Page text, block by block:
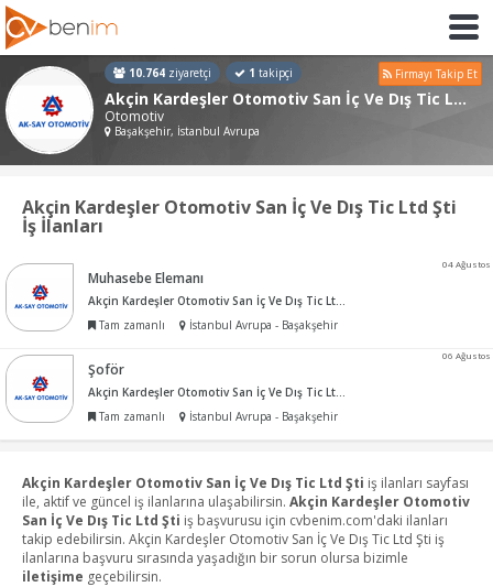
10.764 ziyaretçi 1 takipçi Firmayı Takip Et
Akçin Kardeşler Otomotiv San İç Ve Dış Tic Ltd Şti
Otomotiv
Başakşehir, İstanbul Avrupa
Akçin Kardeşler Otomotiv San İç Ve Dış Tic Ltd Şti
İş İlanları
04 Ağustos
Muhasebe Elemanı
Akçin Kardeşler Otomotiv San İç Ve Dış Tic Ltd Şti
Tam zamanlı
İstanbul Avrupa - Başakşehir
06 Ağustos
Şoför
Akçin Kardeşler Otomotiv San İç Ve Dış Tic Ltd Şti
Tam zamanlı
İstanbul Avrupa - Başakşehir
Akçin Kardeşler Otomotiv San İç Ve Dış Tic Ltd Şti iş ilanları sayfası
ile, aktif ve güncel iş ilanlarına ulaşabilirsin. Akçin Kardeşler Otomotiv
San İç Ve Dış Tic Ltd Şti iş başvurusu için cvbenim.com'daki ilanları
takip edebilirsin. Akçin Kardeşler Otomotiv San İç Ve Dış Tic Ltd Şti iş
ilanlarına başvuru sırasında yaşadığın bir sorun olursa bizimle
iletişime geçebilirsin.